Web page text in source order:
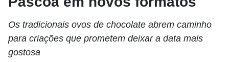
Os tradicionais ovos de chocolate abrem caminho
para criações que prometem deixar a data mais
gostosa